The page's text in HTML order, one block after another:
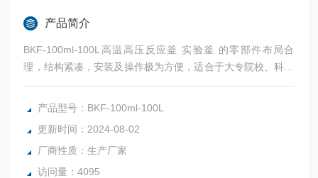
产品简介
BKF-100ml-100L高温高压反应釜 实验釜 的零部件布局合
理，结构紧凑，安装及操作极为方便，适合于大专院校、科研
院所及企业单位的实验室，进行小剂量高温、高压、加氢等状
态下实验用釜。其安全、快捷的操作特点，深受大家喜爱。按
产品型号：BKF-100ml-100L
更新时间：2024-08-02
厂商性质：生产厂家
访问量：4095